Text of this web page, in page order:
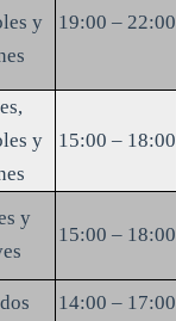
y
19:00 – 22:00
y
15:00 – 18:00
y
15:00 – 18:00
14:00 – 17:00